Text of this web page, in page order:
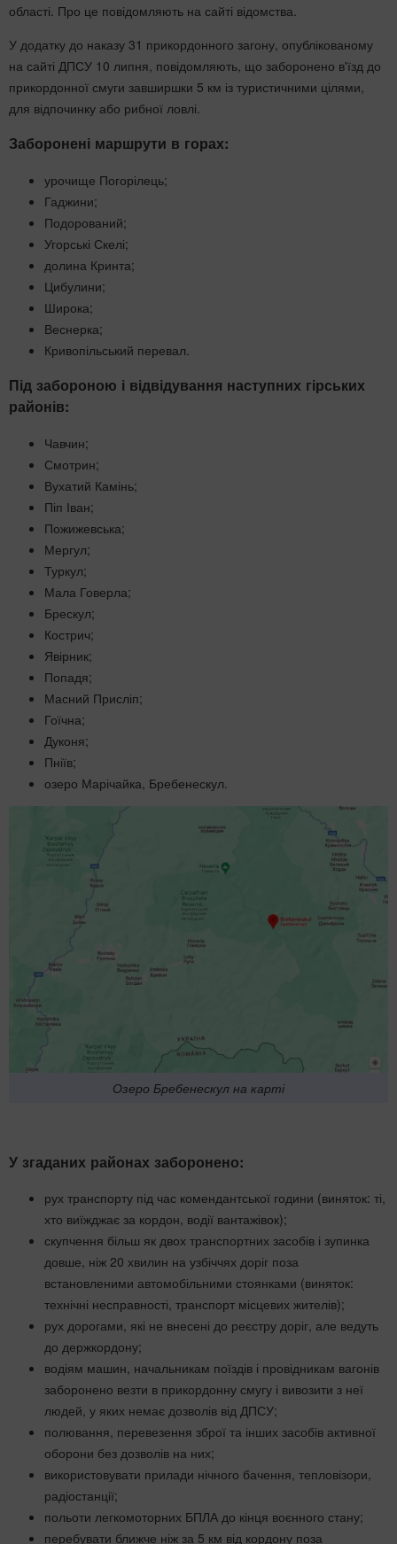
області. Про це повідомляють на сайті відомства.
У додатку до наказу 31 прикордонного загону, опублікованому
на сайті ДПСУ 10 липня, повідомляють, що заборонено в'їзд до
прикордонної смуги завширшки 5 км із туристичними цілями,
для відпочинку або рибної ловлі.
Заборонені маршрути в горах:
урочище Погорілець;
Гаджини;
Подорований;
Угорські Скелі;
долина Кринта;
Цибулини;
Широка;
Веснерка;
Кривопільський перевал.
Під забороною і відвідування наступних гірських
районів:
Чавчин;
Смотрин;
Вухатий Камінь;
Піп Іван;
Пожижевська;
Мергул;
Туркул;
Мала Говерла;
Брескул;
Кострич;
Явірник;
Попадя;
Масний Присліп;
Гоїчна;
Дуконя;
Пніїв;
озеро Марічайка, Бребенескул.
Озеро Бребенескул на карті
У згаданих районах заборонено:
рух транспорту під час комендантської години (виняток: ті,
хто виїжджає за кордон, водії вантажівок);
скупчення більш як двох транспортних засобів і зупинка
довше, ніж 20 хвилин на узбіччях доріг поза
встановленими автомобільними стоянками (виняток:
технічні несправності, транспорт місцевих жителів);
рух дорогами, які не внесені до реєстру доріг, але ведуть
до держкордону;
водіям машин, начальникам поїздів і провідникам вагонів
заборонено везти в прикордонну смугу і вивозити з неї
людей, у яких немає дозволів від ДПСУ;
полювання, перевезення зброї та інших засобів активної
оборони без дозволів на них;
використовувати прилади нічного бачення, тепловізори,
радіостанції;
польоти легкомоторних БПЛА до кінця воєнного стану;
перебувати ближче ніж за 5 км від кордону поза